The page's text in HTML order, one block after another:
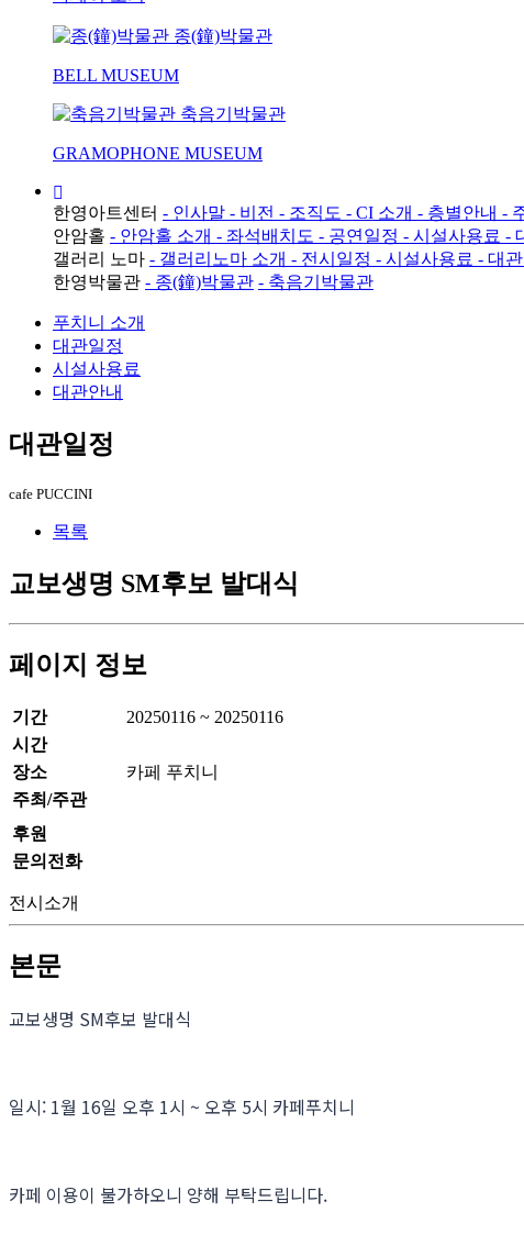
종(鐘)박물관
BELL MUSEUM
축음기박물관
GRAMOPHONE MUSEUM
한영아트센터 - 인사말 - 비전 - 조직도 - CI 소개 - 층별안내 -
안암홀 - 안암홀 소개 - 좌석배치도 - 공연일정 - 시설사용료 -
갤러리 노마 - 갤러리노마 소개 - 전시일정 - 시설사용료 - 대
한영박물관 - 종(鐘)박물관 - 축음기박물관
푸치니 소개
대관일정
시설사용료
대관안내
대관일정
cafe PUCCINI
목록
교보생명 SM후보 발대식
페이지 정보
기간
20250116 ~ 20250116
시간
장소
카페 푸치니
주최/주관
후원
문의전화
전시소개
본문
교보생명 SM후보 발대식
일시: 1월 16일 오후 1시 ~ 오후 5시 카페푸치니
카페 이용이 불가하오니 양해 부탁드립니다.